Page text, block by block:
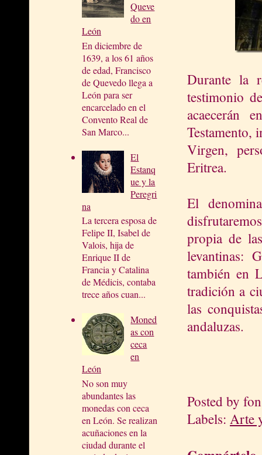
Queve
do en
León
En diciembre de
1639, a los 61 años
de edad, Francisco
de Quevedo llega a
León para ser
encarcelado en el
Convento Real de
San Marco...
El
Estanq
ue y la
Peregri
na
La tercera esposa de
Felipe II, Isabel de
Valois, hija de
Enrique II de
Francia y Catalina
de Médicis, contaba
trece años cuan...
Moned
as con
ceca
en
León
No son muy
abundantes las
monedas con ceca
en León. Se realizan
acuñaciones en la
ciudad durante el
Durante la
testimonio
acaecerán
Testamento,
Virgen,
Eritrea.
El
propia de
levantinas:
también en
tradición a
las
andaluzas.
Posted by
Labels: Arte